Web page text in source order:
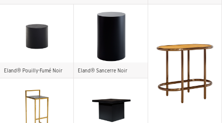
Eland® Pouilly-Fumé Noir Eland® Sancerre Noir